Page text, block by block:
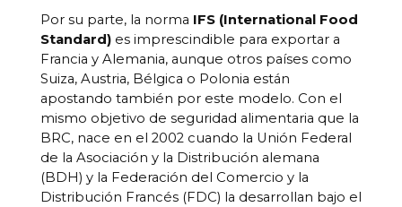
Por su parte, la norma IFS (International Food
Standard) es imprescindible para exportar a
Francia y Alemania, aunque otros países como
Suiza, Austria, Bélgica o Polonia están
apostando también por este modelo. Con el
mismo objetivo de seguridad alimentaria que la
BRC, nace en el 2002 cuando la Unión Federal
de la Asociación y la Distribución alemana
(BDH) y la Federación del Comercio y la
Distribución Francés (FDC) la desarrollan bajo el